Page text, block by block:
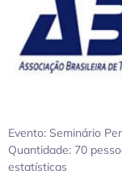
Evento: Seminário
Quantidade: 70
estatísticas